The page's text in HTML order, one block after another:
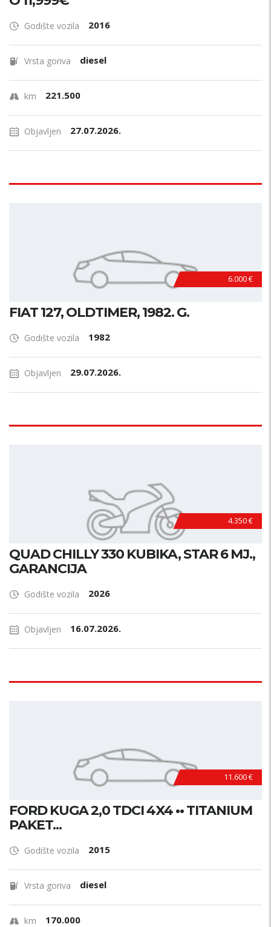
Godište vozila 2016
Vrsta goriva diesel
km 221.500
Objavljen 27.07.2026.
6.000 €
FIAT 127, OLDTIMER, 1982. G.
Godište vozila 1982
Objavljen 29.07.2026.
4.350 €
QUAD CHILLY 330 KUBIKA, STAR 6 MJ.,
GARANCIJA
Godište vozila 2026
Objavljen 16.07.2026.
11.600 €
FORD KUGA 2,0 TDCI 4X4 •• TITANIUM
PAKET...
Godište vozila 2015
Vrsta goriva diesel
km 170.000